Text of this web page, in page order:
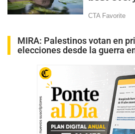
MIRA: Palestinos votan en
elecciones desde la guerra